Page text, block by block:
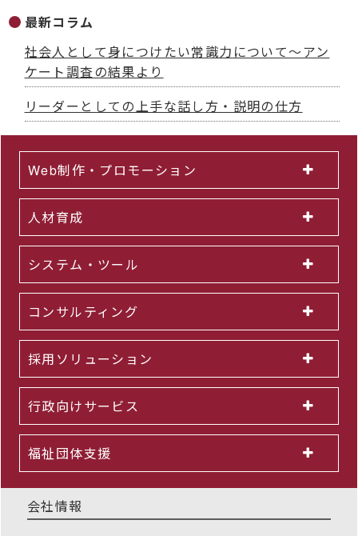
最新コラム
社会人として身につけたい常識力について～アン
ケート調査の結果より
リーダーとしての上手な話し方・説明の仕方
Web制作・プロモーション
人材育成
システム・ツール
コンサルティング
採用ソリューション
行政向けサービス
福祉団体支援
会社情報